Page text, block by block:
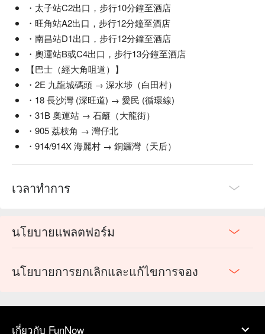
・太子站C2出口，步行10分鐘至酒店
・旺角站A2出口，步行12分鐘至酒店
・南昌站D1出口，步行12分鐘至酒店
・奧運站B或C4出口，步行13分鐘至酒店
【巴士（經大角咀道）】
・2E 九龍城碼頭 → 深水埗（白田村）
・18 長沙灣 (深旺道) → 愛民 (循環線)
・31B 奧運站 → 石籬（大龍街）
・905 荔枝角 → 灣仔北
・914/914X 海麗村 → 銅鑼灣（天后）
เวลาทำการ
นโยบายแพลตฟอร์ม
นโยบายการยกเลิกและแก้ไขการจอง
เกี่ยวกับ FunNow